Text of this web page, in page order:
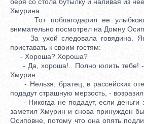
Хмурина.
Тот поблагодарил ее улыбкою.
внимательно посмотрел на Домну
За ухой следовала говядина.
приставать к своим гостям:
- Хороша? Хороша?
- Да, хороша!.. Полно юлить тебе! -
Хмурин.
- Нельзя, братец, в рассейских
подадут страшную мерзость, - возразил
- Никогда не подадут, если деньги
заметил Хмурин и снова принужден
Осиповне, потому что она опять